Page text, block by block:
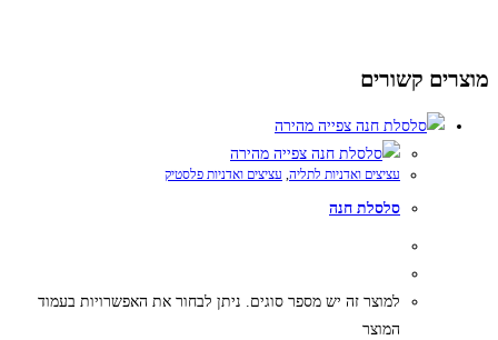
מוצרים קשורים
צפייה מהירה
צפייה מהירה
עציצים ואדניות לתליה, עציצים ואדניות פלסטיק
סלסלת חנה
למוצר זה יש מספר סוגים. ניתן לבחור את האפשרויות בעמוד
המוצר